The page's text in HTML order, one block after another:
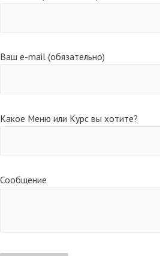
Ваш e-mail (обязательно)
Какое Меню или Курс вы хотите?
Сообщение